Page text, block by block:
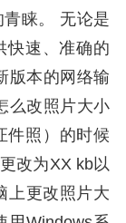
睐。 无论是
快速、准确的
版本的网络输
么改照片大小
件照）的时候
改为XX kb以
上更改照片大